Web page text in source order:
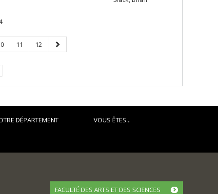
Page
11 Page
12
Page
suivante
DÉPARTEMENT VOUS ÊTES...
FACULTÉ DES ARTS ET DES SCIENCES